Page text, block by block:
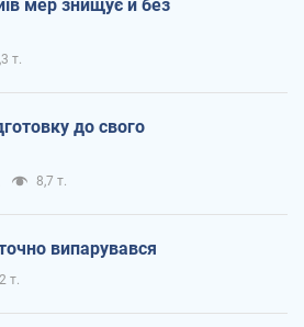
мер знищує й без
т.
до свого
8,7 т.
випарувався
т.